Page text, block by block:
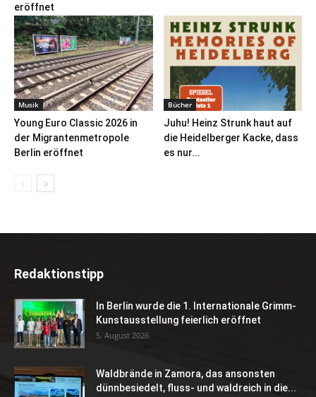
eröffnet
Musik
Young Euro Classic 2026 in
der Migrantenmetropole
Berlin eröffnet
Bücher
Juhu! Heinz Strunk haut auf
die Heidelberger Kacke, dass
es nur...
Redaktionstipp
In Berlin wurde die 1. Internationale Grimm-
Kunstausstellung feierlich eröffnet
5. August 2026
Waldbrände in Zamora, das ansonsten
dünnbesiedelt, fluss- und waldreich in die...